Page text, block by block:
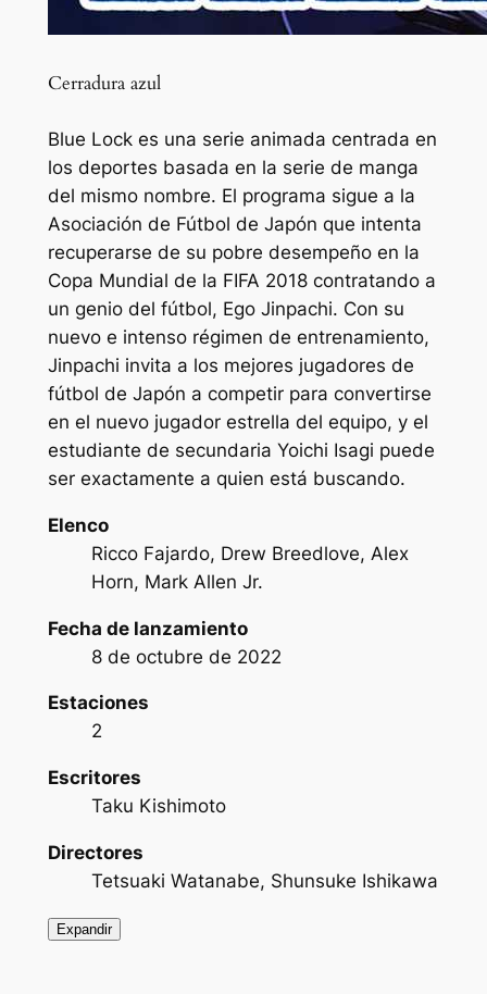
Cerradura azul
Blue Lock es una serie animada centrada en
los deportes basada en la serie de manga
del mismo nombre. El programa sigue a la
Asociación de Fútbol de Japón que intenta
recuperarse de su pobre desempeño en la
Copa Mundial de la FIFA 2018 contratando a
un genio del fútbol, ​​Ego Jinpachi. Con su
nuevo e intenso régimen de entrenamiento,
Jinpachi invita a los mejores jugadores de
fútbol de Japón a competir para convertirse
en el nuevo jugador estrella del equipo, y el
estudiante de secundaria Yoichi Isagi puede
ser exactamente a quien está buscando.
Elenco
Ricco Fajardo, Drew Breedlove, Alex
Horn, Mark Allen Jr.
Fecha de lanzamiento
8 de octubre de 2022
Estaciones
2
Escritores
Taku Kishimoto
Directores
Tetsuaki Watanabe, Shunsuke Ishikawa
Expandir